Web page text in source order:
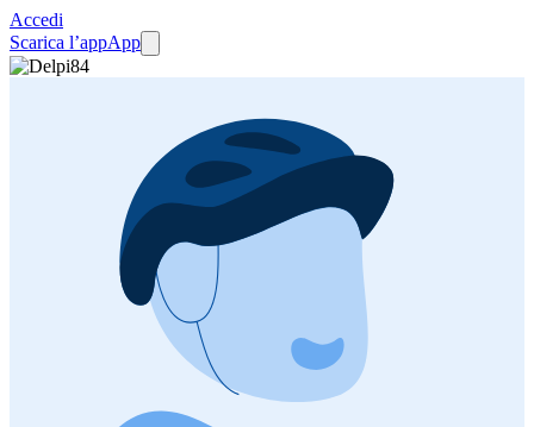
Accedi
Scarica l’appApp